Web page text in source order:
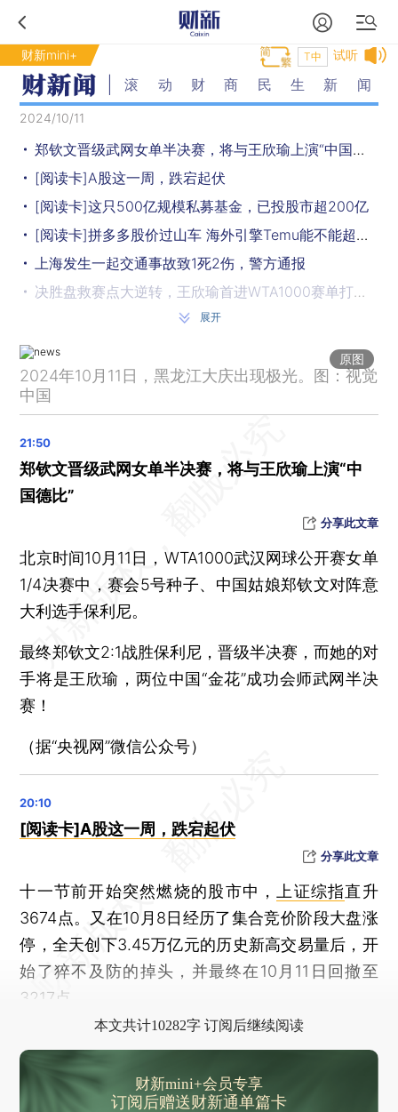
财新mini+ 试听
T中
滚动财商民生新闻
2024/10/11
郑钦文晋级武网女单半决赛，将与王欣瑜上演“中国德比”
[阅读卡]A股这一周，跌宕起伏
[阅读卡]这只500亿规模私募基金，已投股市超200亿
[阅读卡]拼多多股价过山车 海外引擎Temu能不能超过亚马逊
上海发生一起交通事故致1死2伤，警方通报
决胜盘救赛点大逆转，王欣瑜首进WTA1000赛单打四强
[阅读卡]受贿3.86亿余元 他一审被判死缓终身监禁
连续两名中国公民跌入河流死亡，冰岛使馆警示旅游安全
重审开庭，人贩子余华英被控拐卖儿童人数从11人增至17人
国乒男团亚锦赛夺冠
大地磁暴将出现，部分地区有极光
孙颖莎宣布退出亚锦赛单项比赛
展开
原图
2024年10月11日，黑龙江大庆出现极光。图：视觉
中国
郑钦文晋级武网女单半决赛，将与王欣瑜上演“中
国德比”
分享此文章
北京时间10月11日，WTA1000武汉网球公开赛女单
1/4决赛中，赛会5号种子、中国姑娘郑钦文对阵意
大利选手保利尼。
最终郑钦文2:1战胜保利尼，晋级半决赛，而她的对
手将是王欣瑜，两位中国“金花”成功会师武网半决
赛！
（据“央视网”微信公众号）
[阅读卡]A股这一周，跌宕起伏
分享此文章
十一节前开始突然燃烧的股市中， 上证综指直升
3674点。又在10月8日经历了集合竞价阶段大盘涨
停，全天创下3.45万亿元的历史新高交易量后，开
始了猝不及防的掉头，并最终在10月11日回撤至
3217点。
本文共计10282字 订阅后继续阅读
财新mini+会员专享
订阅后赠送财新通单篇卡